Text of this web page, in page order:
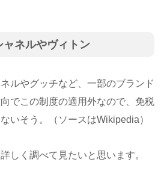
ネルやヴィトン
ルやグッチなど、一部のブランド
でこの制度の適用外なので、免税
いそう。（ソースはWikipedia）
しく調べて見たいと思います。